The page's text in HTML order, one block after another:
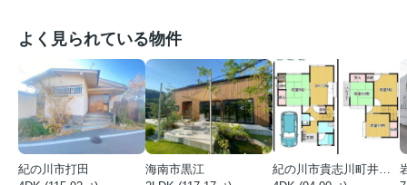
よく見られている物件
紀の川市打田
海南市黒江
紀の川市貴志川町井ノ口